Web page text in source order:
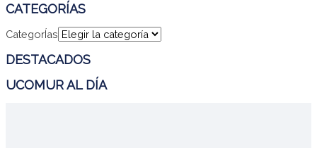
CATEGORÍAS
CategorÍas
DESTACADOS
UCOMUR AL DÍA